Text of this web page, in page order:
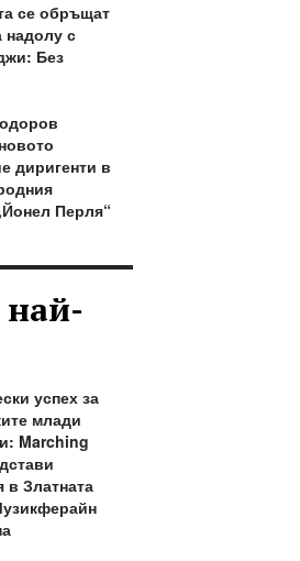
се обръщат
надолу с
Без
диригенти в
Перля“
успех за
млади
Marching
в Златната